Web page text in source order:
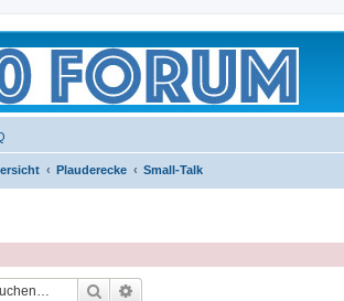
Plauderecke Small-Talk
Suche